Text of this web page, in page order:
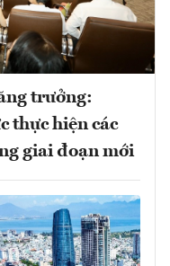
trưởng:
thực hiện các
giai đoạn mới